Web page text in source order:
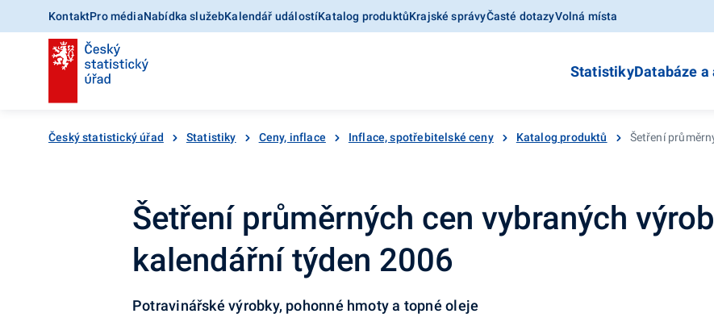
KontaktPro médiaNabídka služebKalendář událostíKatalog produktůKrajské správyČasté dotazyVolná místa
StatistikyDatabáze
Český statistický úřad Statistiky Ceny, inflace Inflace, spotřebitelské ceny Katalog produktů Šetření
Šetření průměrných cen vybraných
kalendářní týden 2006
Potravinářské výrobky, pohonné hmoty a topné oleje